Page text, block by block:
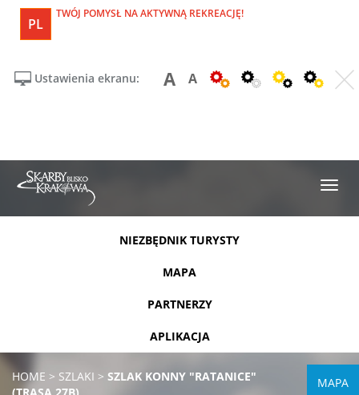
PL
TWÓJ POMYSŁ NA AKTYWNĄ REKREACJĘ!
Ustawienia ekranu: A A
NIEZBĘDNIK TURYSTY
MAPA
PARTNERZY
APLIKACJA
HOME > SZLAKI > SZLAK KONNY "RATANICE"
MAPA